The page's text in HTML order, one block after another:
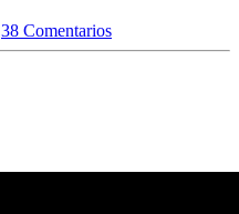
38 Comentarios